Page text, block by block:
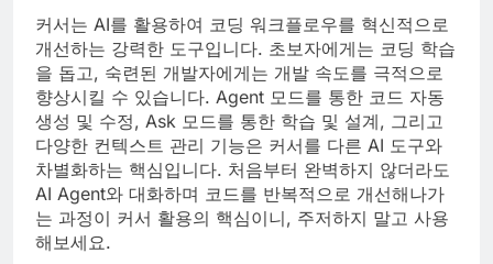
커서는 AI를 활용하여 코딩 워크플로우를 혁신적으로
개선하는 강력한 도구입니다. 초보자에게는 코딩 학습
을 돕고, 숙련된 개발자에게는 개발 속도를 극적으로
향상시킬 수 있습니다. Agent 모드를 통한 코드 자동
생성 및 수정, Ask 모드를 통한 학습 및 설계, 그리고
다양한 컨텍스트 관리 기능은 커서를 다른 AI 도구와
차별화하는 핵심입니다. 처음부터 완벽하지 않더라도
AI Agent와 대화하며 코드를 반복적으로 개선해나가
는 과정이 커서 활용의 핵심이니, 주저하지 말고 사용
해보세요.